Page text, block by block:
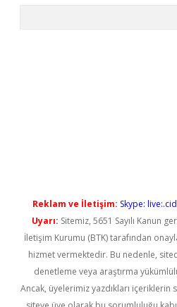
Reklam ve İletişim: Skype:
Uyarı: Sitemiz, 5651 Sayılı Kanun
İletişim Kurumu (BTK) tarafından
hizmet vermektedir. Bu nedenle,
denetleme veya araştırma
Ancak, üyelerimiz yazdıkları içeriklerin